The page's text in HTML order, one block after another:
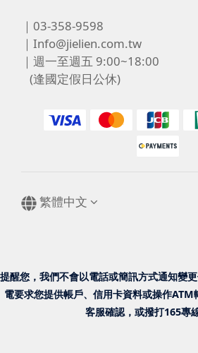
｜03-358-9598
｜Info@jielien.com.tw
｜週一至週五 9:00~18:00
(逢國定假日公休)
繁體中文
提醒您，我們不會以電話或簡訊方式通知變
電要求您提供帳戶、信用卡資料或操作
客服確認，或撥打165專